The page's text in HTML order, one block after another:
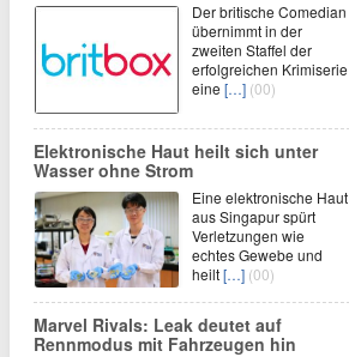
Der britische Comedian
übernimmt in der
zweiten Staffel der
erfolgreichen Krimiserie
eine […] (00)
Elektronische Haut heilt sich unter
Wasser ohne Strom
Eine elektronische Haut
aus Singapur spürt
Verletzungen wie
echtes Gewebe und
heilt[…] (00)
Marvel Rivals: Leak deutet auf
Rennmodus mit Fahrzeugen hin